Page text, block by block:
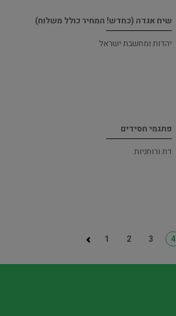
שיח אגדה (כחדש! המחיר כולל משלוח)
יהדות ומחשבת ישראל
פתגמי חסידים
דת ורוחניות
1 2 3 4